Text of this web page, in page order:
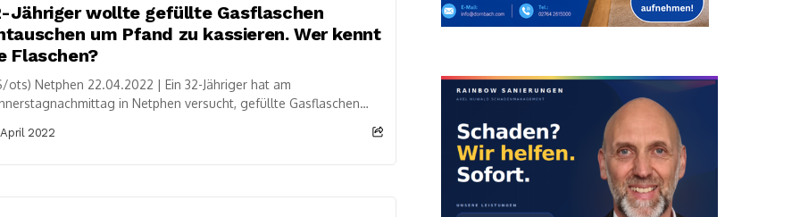
Jähriger wollte gefüllte Gasflaschen
um Pfand zu kassieren. Wer kennt
Flaschen?
ots) Netphen 22.04.2022 | Ein 32-Jähriger hat am
in Netphen versucht, gefüllte Gasflaschen
2022